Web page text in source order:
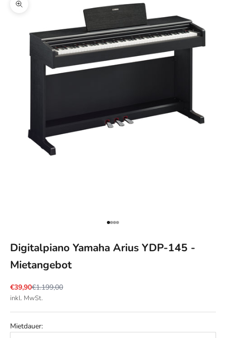
Bild vergrößern
Gehe zu Element 1
Gehe zu Element 2
Gehe zu Element 3
Gehe zu Element 4
Digitalpiano Yamaha Arius YDP-145 -
Mietangebot
Angebot
€39,90Regulärer Preis
€1.199,00
inkl. MwSt.
Mietdauer: